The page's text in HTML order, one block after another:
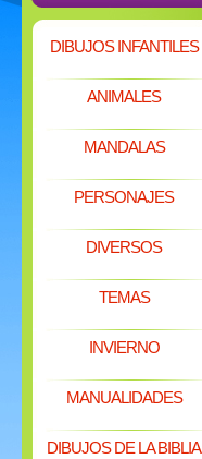
DIBUJOS INFANTILES
ANIMALES
MANDALAS
PERSONAJES
DIVERSOS
TEMAS
INVIERNO
MANUALIDADES
DIBUJOS DE LA BIBLIA